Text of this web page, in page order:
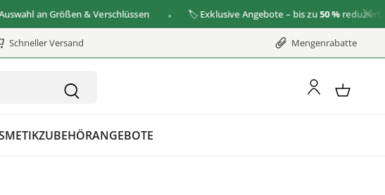
an Größen & Verschlüssen 🏷️ Exklusive Angebote – bis zu50 % reduziertzu
Schneller Versand Mengenrabatte
ZUBEHÖRANGEBOTE